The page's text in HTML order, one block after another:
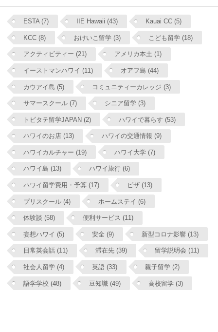
ESTA (7) IIE Hawaii (43) Kauai CC (5)
KCC (8) おけいこ留学 (3) こども留学 (18)
アクティビティー (21) アメリカ本土 (1)
イーストマンハワイ (11) オアフ島 (44)
カウアイ島 (5) コミュニティーカレッジ (3)
サマースクール (7) シニア留学 (3)
トビタテ留学JAPAN (2) ハワイで暮らす (53)
ハワイのお店 (13) ハワイの交通情報 (9)
ハワイカルチャー (19) ハワイ大学 (7)
ハワイ島 (13) ハワイ旅行 (6)
ハワイ留学費用・予算 (17) ビザ (13)
プリスクール (4) ホームステイ (6)
体験談 (58) 便利サービス (11)
妄想ハワイ (5) 安全 (9) 新型コロナ影響 (13)
日常英会話 (11) 滞在先 (39) 留学説明会 (11)
社会人留学 (4) 英語 (33) 親子留学 (2)
語学学校 (48) 豆知識 (49) 高校留学 (3)